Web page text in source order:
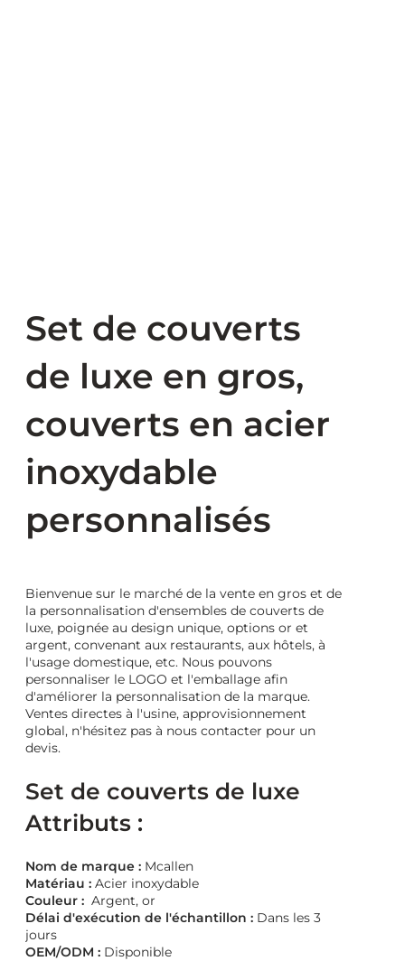
Set de couverts
de luxe en gros,
couverts en acier
inoxydable
personnalisés
Bienvenue sur le marché de la vente en gros et de
la personnalisation d'ensembles de couverts de
luxe, poignée au design unique, options or et
argent, convenant aux restaurants, aux hôtels, à
l'usage domestique, etc. Nous pouvons
personnaliser le LOGO et l'emballage afin
d'améliorer la personnalisation de la marque.
Ventes directes à l'usine, approvisionnement
global, n'hésitez pas à nous contacter pour un
devis.
Set de couverts de luxe
Attributs :
Nom de marque : Mcallen
Matériau : Acier inoxydable
Couleur : Argent, or
Délai d'exécution de l'échantillon : Dans les 3
jours
OEM/ODM : Disponible